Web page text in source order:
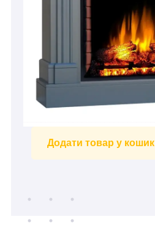
Додати товар у кошик